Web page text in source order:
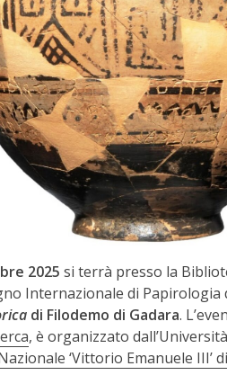
2025 si terrà presso la
Internazionale di Papirologia
di Filodemo di Gadara.
, è organizzato
‘Vittorio Emanuele III’